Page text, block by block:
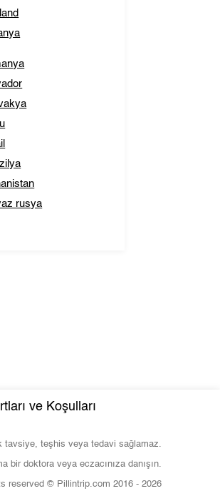
rusya
ve Koşulları
tavsiye, teşhis veya tedavi sağlamaz.
bir doktora veya eczacınıza danışın.
reserved © Pillintrip.com 2016 - 2026